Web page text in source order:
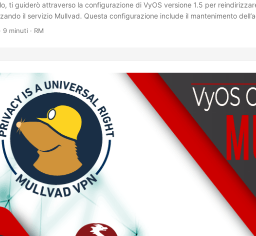
ti guiderò attraverso la configurazione di VyOS versione 1.5 per
il servizio Mullvad. Questa configurazione include il mantenimento
viene instradato attraverso il tunnel VPN. I comandi e le
· 9 minuti · RM